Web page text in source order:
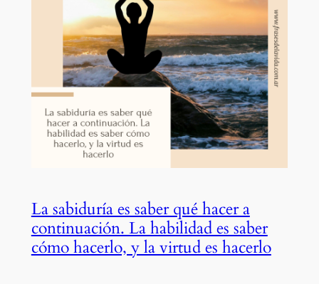
La sabiduría es saber qué hacer a
continuación. La habilidad es saber
cómo hacerlo, y la virtud es hacerlo